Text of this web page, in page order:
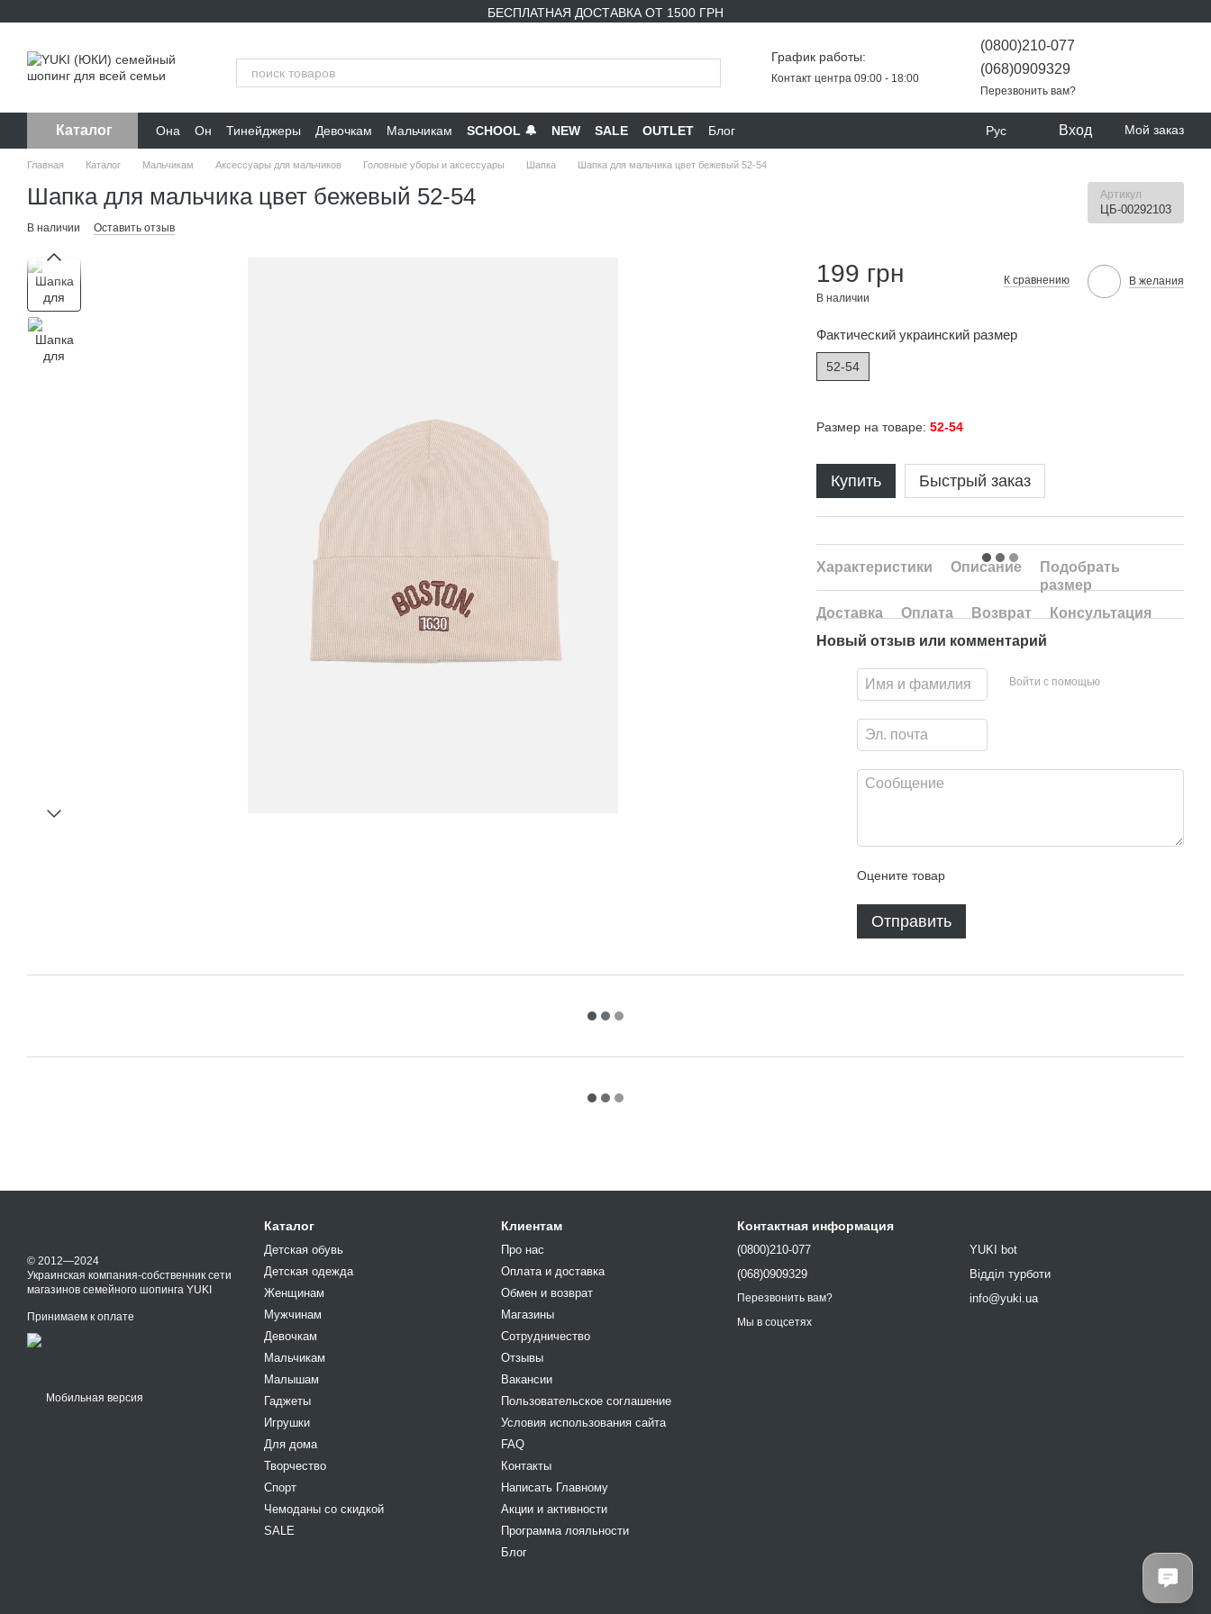
БЕСПЛАТНАЯ ДОСТАВКА ОТ 1500 ГРН
График работы:
Контакт центра 09:00 - 18:00
(0800)210-077
(068)0909329
Перезвонить вам?
Каталог Она Он Тинейджеры Девочкам Мальчикам SCHOOL 🔔 NEW SALE OUTLET Блог Рус Вход Мой заказ
Главная Каталог Мальчикам Аксессуары для мальчиков Головные уборы и аксессуары Шапка Шапка для мальчика цвет бежевый 52-54
Шапка для мальчика цвет бежевый 52-54 Артикул
ЦБ-00292103
В наличии Оставить отзыв
199 грн
В наличии
К сравнению В желания
Фактический украинский размер
52-54
Размер на товаре: 52-54
Купить Быстрый заказ
Характеристики Описание
Подобрать
размер
Доставка
Оплата Возврат
Консультация
Новый отзыв или комментарий
Войти с помощью
Оцените товар
Отправить
© 2012—2024
Украинская компания-собственник сети
магазинов семейного шопинга YUKI
Принимаем к оплате
Мобильная версия
Каталог
Детская обувь
Детская одежда
Женщинам
Мужчинам
Девочкам
Мальчикам
Малышам
Гаджеты
Игрушки
Для дома
Творчество
Спорт
Чемоданы со скидкой
SALE
Клиентам
Про нас
Оплата и доставка
Обмен и возврат
Магазины
Сотрудничество
Отзывы
Вакансии
Пользовательское соглашение
Условия использования сайта
FAQ
Контакты
Написать Главному
Акции и активности
Программа лояльности
Блог
Контактная информация
(0800)210-077
(068)0909329
Перезвонить вам?
YUKI bot
Відділ турботи
info@yuki.ua
Мы в соцсетях